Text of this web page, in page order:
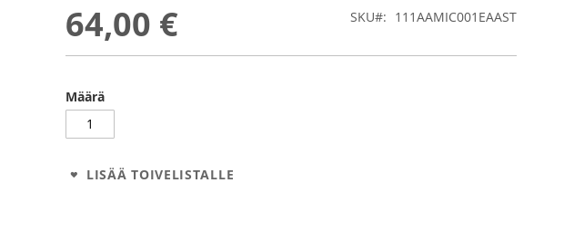
64,00 € SKU 111AAMIC001EAAST
Määrä
LISÄÄ TOIVELISTALLE